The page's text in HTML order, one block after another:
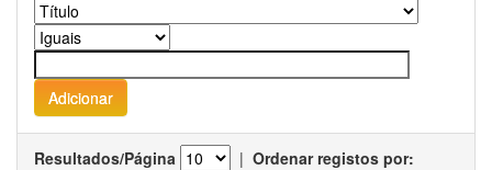
Resultados/Página | Ordenar registos por: